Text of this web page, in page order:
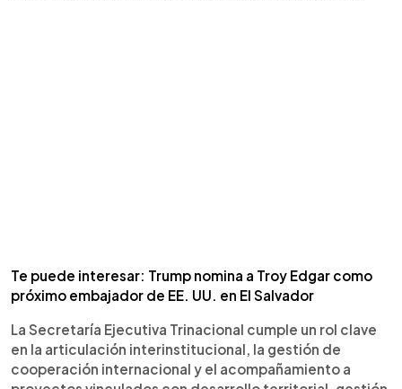
Te puede interesar: Trump nomina a Troy Edgar como
próximo embajador de EE. UU. en El Salvador
La Secretaría Ejecutiva Trinacional cumple un rol clave
en la articulación interinstitucional, la gestión de
cooperación internacional y el acompañamiento a